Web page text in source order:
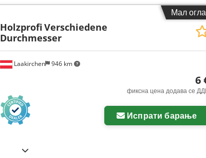
Мал
Побарајте повеќе
Laakirchen 946 km
HolzprofiVerschiedene
Durchmesser
6
фиксна цена додава се
Испрати барање